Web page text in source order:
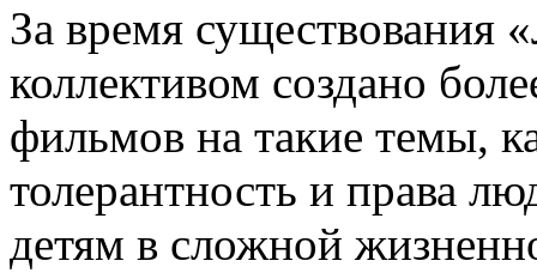
За время существования
коллективом создано
фильмов на такие темы,
толерантность и права
детям в сложной